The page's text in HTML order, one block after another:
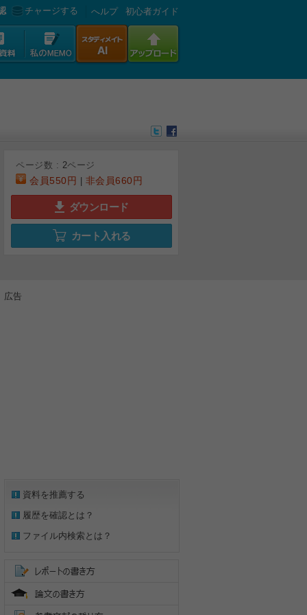
チャージする へルプ 初心者ガイド
ページ数 : 2ページ
会員550円 非会員660円
ダウンロード
カート入れる
広告
資料を推薦する
履歴を確認とは？
ファイル内検索とは？